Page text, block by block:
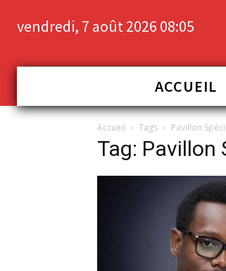
vendredi, 7 août 2026 08:05
ACCUEIL
Accueil Tags Pavillon
Tag: Pavillon